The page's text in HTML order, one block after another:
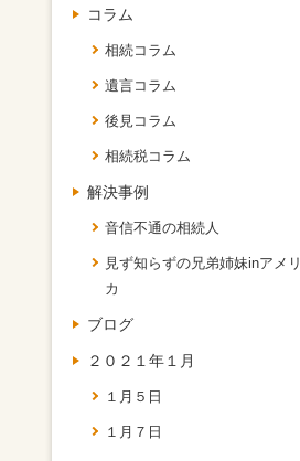
コラム
相続コラム
遺言コラム
後見コラム
相続税コラム
解決事例
音信不通の相続人
見ず知らずの兄弟姉妹inアメリ
カ
ブログ
２０２１年１月
１月５日
１月７日